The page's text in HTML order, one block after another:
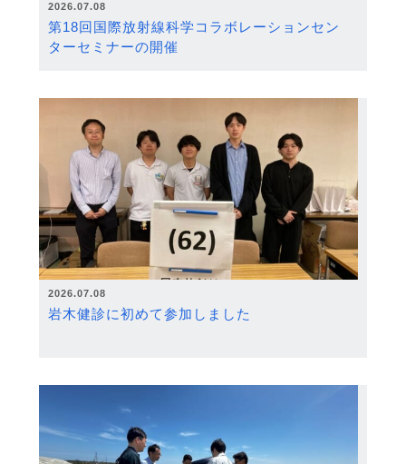
2026.07.08
第18回国際放射線科学コラボレーションセン
ターセミナーの開催
2026.07.08
岩木健診に初めて参加しました